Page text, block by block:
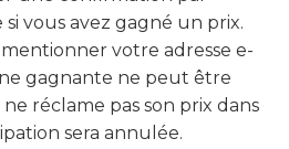
vous avez gagné un prix.
votre adresse e-
gagnante ne peut être
réclame pas son prix dans
sera annulée.